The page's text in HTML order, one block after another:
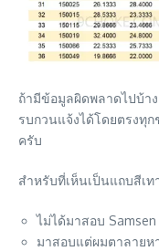
ถ้ามีข้อมูลผิดพลาดไปบ้า
รบกวนแจ้งได้โดยตรงทุ
ครับ
สำหรับที่เห็นเป็นแถบสีเ
ไม่ได้มาสอบ Samsen
มาสอบแต่ผมตาลายห